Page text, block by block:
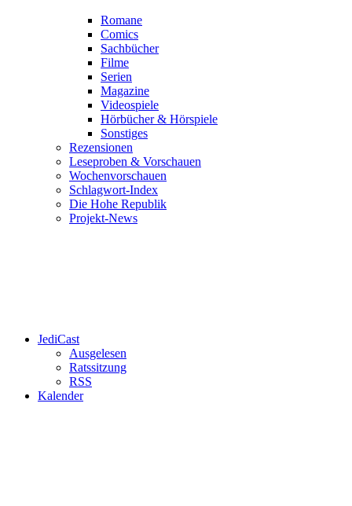
Romane
Comics
Sachbücher
Filme
Serien
Magazine
Videospiele
Hörbücher & Hörspiele
Sonstiges
Rezensionen
Leseproben & Vorschauen
Wochenvorschauen
Schlagwort-Index
Die Hohe Republik
Projekt-News
JediCast
Ausgelesen
Ratssitzung
RSS
Kalender